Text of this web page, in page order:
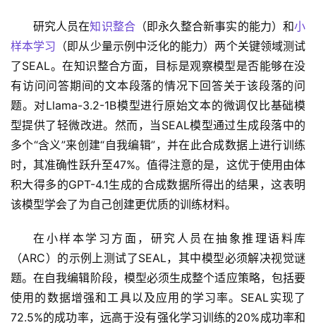
研究人员在知识整合（即永久整合新事实的能力）和小
样本学习 （即从少量示例中泛化的能力）两个关键领域测试
了SEAL。在知识整合方面，目标是观察模型是否能够在没
有访问问答期间的文本段落的情况下回答关于该段落的问
题。对Llama-3.2-1B模型进行原始文本的微调仅比基础模
型提供了轻微改进。然而，当SEAL模型通过生成段落中的
多个“含义”来创建“自我编辑”，并在此合成数据上进行训练
时，其准确性跃升至47%。值得注意的是，这优于使用由体
积大得多的GPT-4.1生成的合成数据所得出的结果，这表明
该模型学会了为自己创建更优质的训练材料。
在小样本学习方面，研究人员在抽象推理语料库
（ARC）的示例上测试了SEAL，其中模型必须解决视觉谜
题。在自我编辑阶段，模型必须生成整个适应策略，包括要
使用的数据增强和工具以及应用的学习率。SEAL实现了
72.5%的成功率，远高于没有强化学习训练的20%成功率和